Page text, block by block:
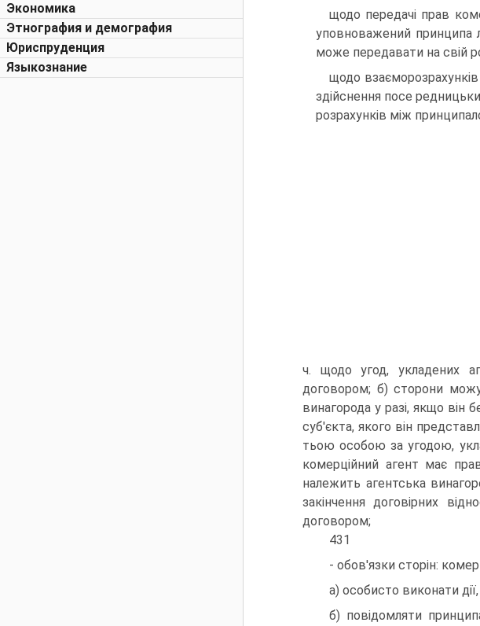
Экономика
Этнография и демография
Юриспруденция
Языкознание
щодо передачі прав
уповноважений принципа
може передавати на свій
щодо
здійснення посе
розрахунків між
ч. щодо угод, укладених
договором; б) сторони
винагорода у разі, якщо він
суб'єкта, якого він
тьою особою за угодою,
комерційний агент має
належить агентська
закінчення договірних
договором;
431
- обов'язки сторін:
а) особисто виконати
б) повідомляти